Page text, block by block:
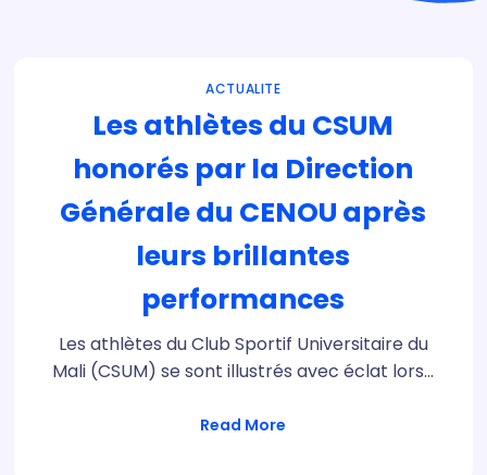
ACTUALITE
Les athlètes du CSUM
honorés par la Direction
Générale du CENOU après
leurs brillantes
performances
Les athlètes du Club Sportif Universitaire du
Mali (CSUM) se sont illustrés avec éclat lors…
Read More